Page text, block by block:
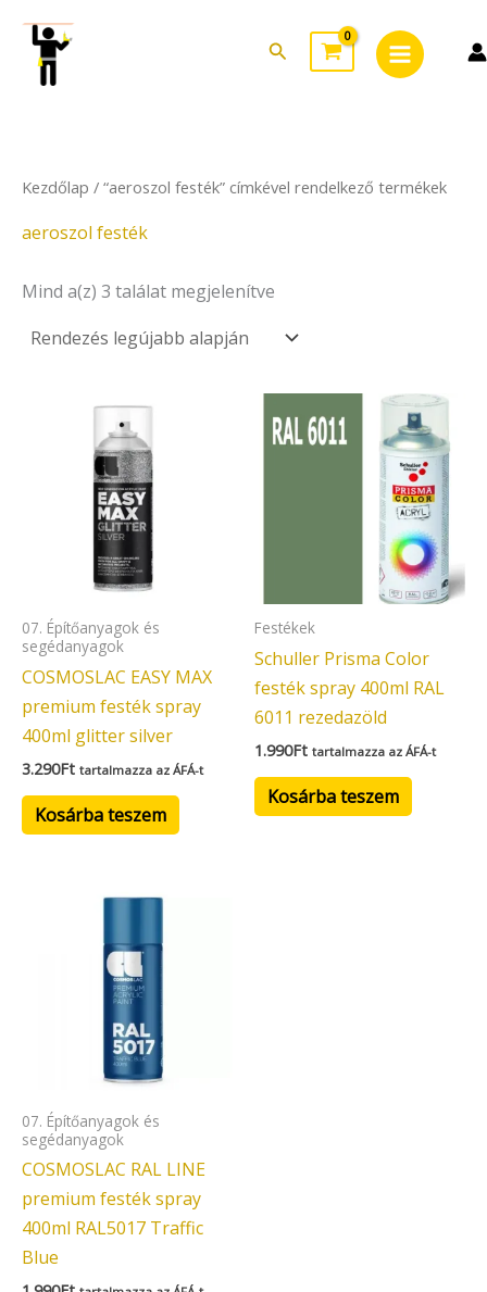
content
Search
Menu
Kezdőlap / “aeroszol festék” címkével rendelkező termékek
aeroszol festék
Mind a(z) 3 találat megjelenítve
latest
07. Építőanyagok és
segédanyagok
COSMOSLAC EASY MAX
premium festék spray
400ml glitter silver
3.290Ft tartalmazza az ÁFÁ-t
Kosárba teszem
Festékek
Schuller Prisma Color
festék spray 400ml RAL
6011 rezedazöld
1.990Ft tartalmazza az ÁFÁ-t
Kosárba teszem
07. Építőanyagok és
segédanyagok
COSMOSLAC RAL LINE
premium festék spray
400ml RAL5017 Traffic
Blue